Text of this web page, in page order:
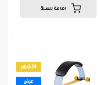
اضافة للسلة
الأشهر
عرض